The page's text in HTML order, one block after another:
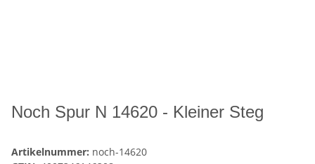
Noch Spur N 14620 - Kleiner Steg
Artikelnummer: noch-14620